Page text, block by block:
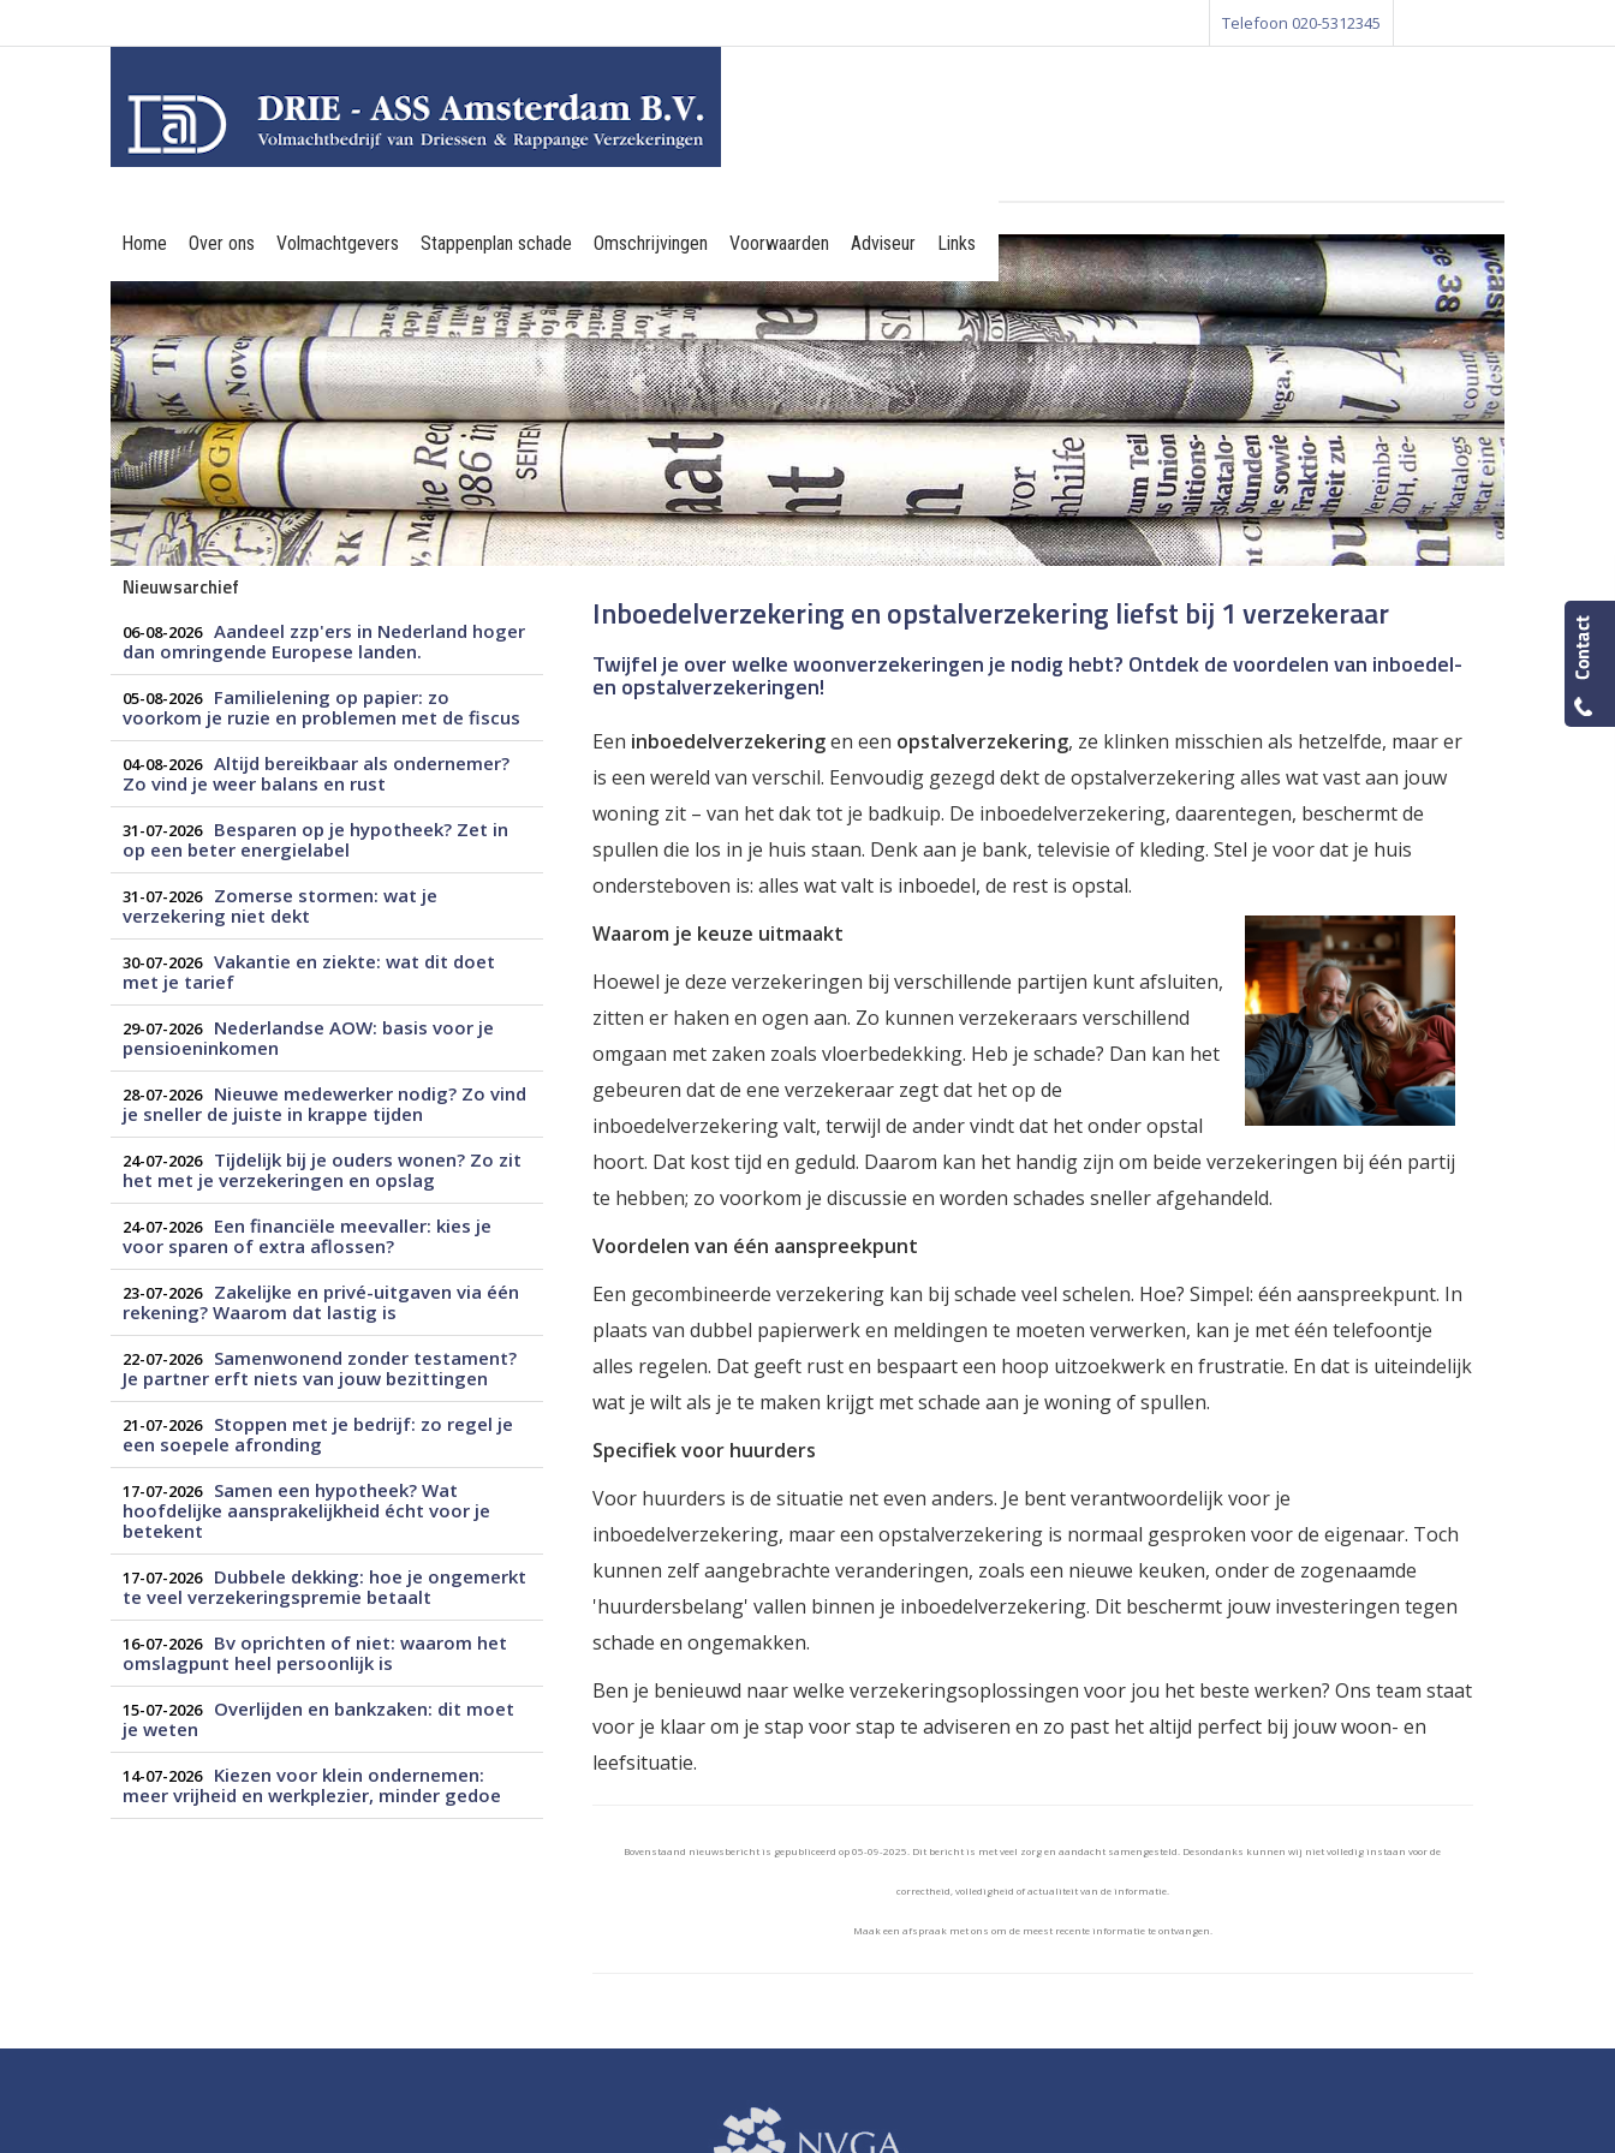
Telefoon 020-5312345
Home Over ons Volmachtgevers Stappenplan schade Omschrijvingen Voorwaarden Adviseur Links
Nieuwsarchief
06-08-2026 Aandeel zzp'ers in Nederland hoger
dan omringende Europese landen.
05-08-2026
Familielening op papier: zo
voorkom je ruzie en problemen met de fiscus
04-08-2026 Altijd bereikbaar als ondernemer?
Zo vind je weer balans en rust
31-07-2026
Besparen op je hypotheek? Zet in
op een beter energielabel
31-07-2026
Zomerse stormen: wat je
verzekering niet dekt
30-07-2026 Vakantie en ziekte: wat dit doet
met je tarief
29-07-2026
Nederlandse AOW: basis voor je
pensioeninkomen
28-07-2026
Nieuwe medewerker nodig? Zo vind
je sneller de juiste in krappe tijden
24-07-2026
Tijdelijk bij je ouders wonen? Zo zit
het met je verzekeringen en opslag
24-07-2026
Een financiële meevaller: kies je
voor sparen of extra aflossen?
23-07-2026
Zakelijke en privé-uitgaven via één
rekening? Waarom dat lastig is
22-07-2026
Samenwonend zonder testament?
Je partner erft niets van jouw bezittingen
21-07-2026
Stoppen met je bedrijf: zo regel je
een soepele afronding
17-07-2026
Samen een hypotheek? Wat
hoofdelijke aansprakelijkheid écht voor je
betekent
17-07-2026
Dubbele dekking: hoe je ongemerkt
te veel verzekeringspremie betaalt
16-07-2026
Bv oprichten of niet: waarom het
omslagpunt heel persoonlijk is
15-07-2026
Overlijden en bankzaken: dit moet
je weten
14-07-2026
Kiezen voor klein ondernemen:
meer vrijheid en werkplezier, minder gedoe
Inboedelverzekering en opstalverzekering liefst bij 1 verzekeraar
Twijfel je over welke woonverzekeringen je nodig hebt? Ontdek de voordelen van inboedel-
en opstalverzekeringen!
Een inboedelverzekeringen een opstalverzekering, ze klinken misschien als hetzelfde, maar er
is een wereld van verschil. Eenvoudig gezegd dekt de opstalverzekering alles wat vast aan jouw
woning zit – van het dak tot je badkuip. De inboedelverzekering, daarentegen, beschermt de
spullen die los in je huis staan. Denk aan je bank, televisie of kleding. Stel je voor dat je huis
ondersteboven is: alles wat valt is inboedel, de rest is opstal.
Waarom je keuze uitmaakt
Hoewel je deze verzekeringen bij verschillende partijen kunt afsluiten,
zitten er haken en ogen aan. Zo kunnen verzekeraars verschillend
omgaan met zaken zoals vloerbedekking. Heb je schade? Dan kan het
gebeuren dat de ene verzekeraar zegt dat het op de
inboedelverzekering valt, terwijl de ander vindt dat het onder opstal
hoort. Dat kost tijd en geduld. Daarom kan het handig zijn om beide verzekeringen bij één partij
te hebben; zo voorkom je discussie en worden schades sneller afgehandeld.
Voordelen van één aanspreekpunt
Een gecombineerde verzekering kan bij schade veel schelen. Hoe? Simpel: één aanspreekpunt. In
plaats van dubbel papierwerk en meldingen te moeten verwerken, kan je met één telefoontje
alles regelen. Dat geeft rust en bespaart een hoop uitzoekwerk en frustratie. En dat is uiteindelijk
wat je wilt als je te maken krijgt met schade aan je woning of spullen.
Specifiek voor huurders
Voor huurders is de situatie net even anders. Je bent verantwoordelijk voor je
inboedelverzekering, maar een opstalverzekering is normaal gesproken voor de eigenaar. Toch
kunnen zelf aangebrachte veranderingen, zoals een nieuwe keuken, onder de zogenaamde
'huurdersbelang' vallen binnen je inboedelverzekering. Dit beschermt jouw investeringen tegen
schade en ongemakken.
Ben je benieuwd naar welke verzekeringsoplossingen voor jou het beste werken? Ons team staat
voor je klaar om je stap voor stap te adviseren en zo past het altijd perfect bij jouw woon- en
leefsituatie.
Bovenstaand nieuwsbericht is gepubliceerd op 05-09-2025. Dit bericht is met veel zorg en aandacht samengesteld. Desondanks kunnen wij niet volledig instaan voor de
correctheid, volledigheid of actualiteit van de informatie.
Maak een afspraak met ons om de meest recente informatie te ontvangen.